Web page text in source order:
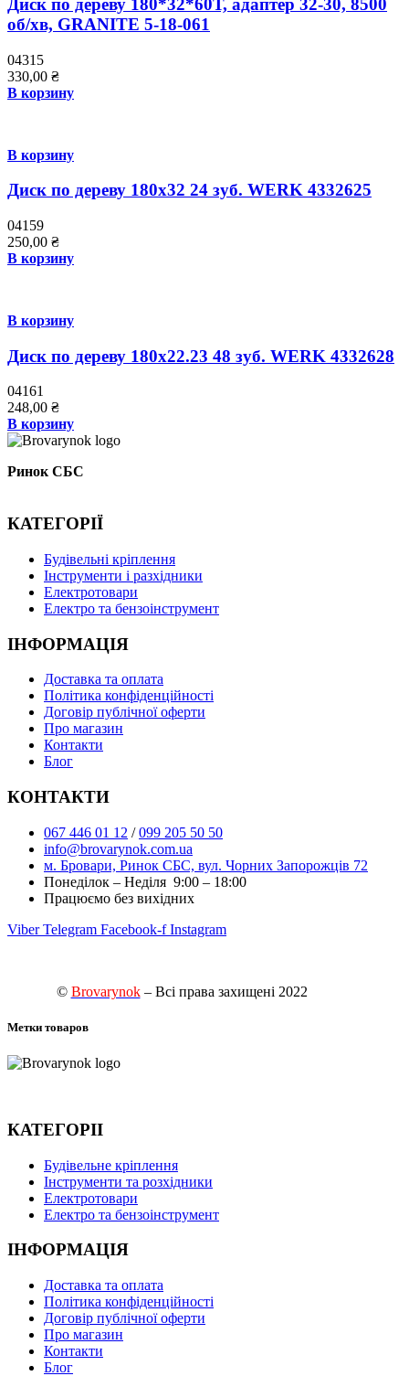
Диск по дереву 180*32*60Т, адаптер 32-30, 8500
об/хв, GRANITE 5-18-061
04315
330,00 ₴
В корзину
В корзину
Диск по дереву 180х32 24 зуб. WERK 4332625
04159
250,00 ₴
В корзину
В корзину
Диск по дереву 180х22.23 48 зуб. WERK 4332628
04161
248,00 ₴
В корзину
Ринок СБС
КАТЕГОРІЇ
Будівельні кріплення
Інструменти і разхідники
Електротовари
Електро та бензоінструмент
ІНФОРМАЦІЯ
Доставка та оплата
Політика конфіденційності
Договір публічної оферти
Про магазин
Контакти
Блог
КОНТАКТИ
067 446 01 12 /099 205 50 50
info@brovarynok.com.ua
м. Бровари, Ринок СБС, вул. Чорних Запорожців 72
Понеділок – Неділя 9:00 – 18:00
Працюємо без вихідних
Viber Telegram Facebook-f Instagram
© Brovarynok– Всі права захищені 2022
Метки товаров
КАТЕГОРІІ
Будівельне кріплення
Інструменти та розхідники
Електротовари
Електро та бензоінструмент
ІНФОРМАЦІЯ
Доставка та оплата
Політика конфіденційності
Договір публічної оферти
Про магазин
Контакти
Блог